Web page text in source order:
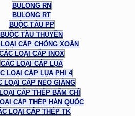
BULONG RN
BULONG RT
BUỘC TÀU PP
BUỘC TÀU THUYỀN
CÁP CHỐNG XOẮN
LOẠI CÁP INOX
CÁC LOẠI CÁP LỤA
LOẠI CÁP LỤA PHI 4
LOẠI CÁP NEO GIẰNG
CÁP THÉP BẤM CHÌ
CÁP THÉP HÀN QUỐC
LOẠI CÁP THÉP TK